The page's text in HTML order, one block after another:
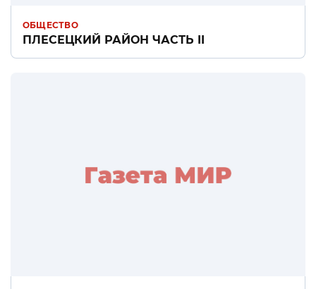
ОБЩЕСТВО
ПЛЕСЕЦКИЙ РАЙОН ЧАСТЬ II